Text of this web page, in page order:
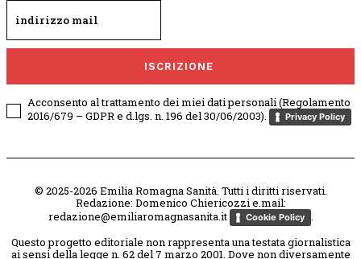
ISCRIZIONE
Acconsento al trattamento dei miei dati personali (Regolamento
2016/679 – GDPR e d.lgs. n. 196 del 30/06/2003).
Privacy Policy
© 2025-2026 Emilia Romagna Sanità. Tutti i diritti riservati.
Redazione: Domenico Chiericozzi e.mail:
redazione@emiliaromagnasanita.it
Cookie Policy
Questo progetto editoriale non rappresenta una testata giornalistica
ai sensi della legge n. 62 del 7 marzo 2001. Dove non diversamente